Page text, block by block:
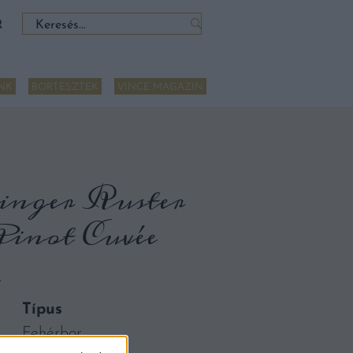
Keresés:
BORTESZTEK VINCE MAGAZIN
Ruster
Cuvée
Típus
Fehérbor